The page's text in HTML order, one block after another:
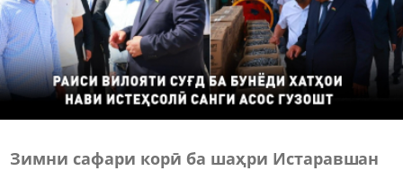
Зимни сафари корӣ ба шаҳри Истаравшан